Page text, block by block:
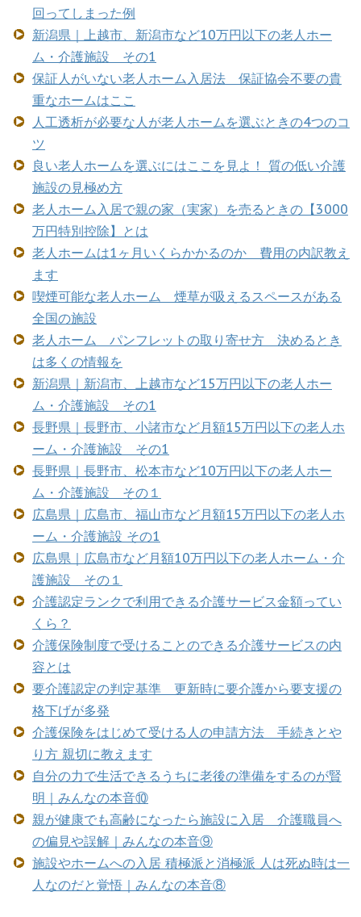
回ってしまった例
新潟県｜上越市、新潟市など10万円以下の老人ホー
ム・介護施設 その1
保証人がいない老人ホーム入居法 保証協会不要の貴
重なホームはここ
人工透析が必要な人が老人ホームを選ぶときの4つのコ
ツ
良い老人ホームを選ぶにはここを見よ！ 質の低い介護
施設の見極め方
老人ホーム入居で親の家（実家）を売るときの【3000
万円特別控除】とは
老人ホームは1ヶ月いくらかかるのか 費用の内訳教え
ます
喫煙可能な老人ホーム 煙草が吸えるスペースがある
全国の施設
老人ホーム パンフレットの取り寄せ方 決めるとき
は多くの情報を
新潟県｜新潟市、上越市など15万円以下の老人ホー
ム・介護施設 その1
長野県｜長野市、小諸市など月額15万円以下の老人ホ
ーム・介護施設 その1
長野県｜長野市、松本市など10万円以下の老人ホー
ム・介護施設 その１
広島県｜広島市、福山市など月額15万円以下の老人ホ
ーム・介護施設 その1
広島県｜広島市など月額10万円以下の老人ホーム・介
護施設 その１
介護認定ランクで利用できる介護サービス金額ってい
くら？
介護保険制度で受けることのできる介護サービスの内
容とは
要介護認定の判定基準 更新時に要介護から要支援の
格下げが多発
介護保険をはじめて受ける人の申請方法 手続きとや
り方 親切に教えます
自分の力で生活できるうちに老後の準備をするのが賢
明｜みんなの本音⑩
親が健康でも高齢になったら施設に入居 介護職員へ
の偏見や誤解｜みんなの本音⑨
施設やホームへの入居 積極派と消極派 人は死ぬ時は一
人なのだと覚悟｜みんなの本音⑧